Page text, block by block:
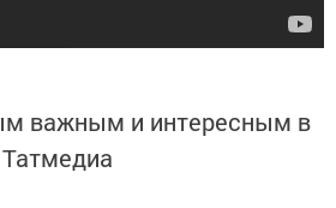
важным и интересным в
Татмедиа